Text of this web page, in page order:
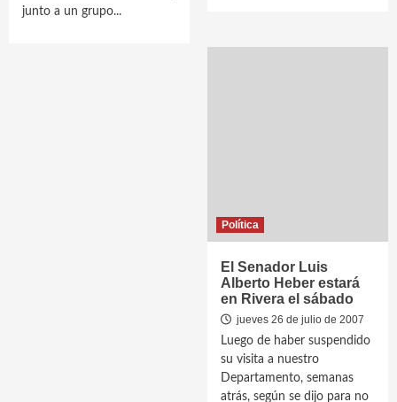
junto a un grupo...
Política
El Senador Luis
Alberto Heber estará
en Rivera el sábado
jueves 26 de julio de 2007
Luego de haber suspendido
su visita a nuestro
Departamento, semanas
atrás, según se dijo para no